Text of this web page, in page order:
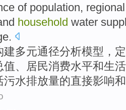
of population, regional
household water
.
建多元通径分析模型 ，
值、 居民消费水平和生活
污水排放量的直接影响和